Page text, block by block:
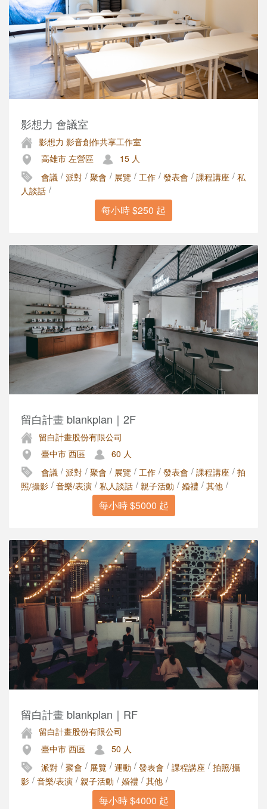
影想力 會議室
影想力 影音創作共享工作室
高雄市 左營區
15 人
會議 / 派對 / 聚會 / 展覽 / 工作 / 發表會 / 課程講座 / 私
人談話 /
每小時 $250 起
留白計畫 blankplan｜2F
留白計畫股份有限公司
臺中市 西區
60 人
會議 / 派對 / 聚會 / 展覽 / 工作 / 發表會 / 課程講座 / 拍
照/攝影 / 音樂/表演 / 私人談話 / 親子活動 / 婚禮 / 其他 /
每小時 $5000 起
留白計畫 blankplan｜RF
留白計畫股份有限公司
臺中市 西區
50 人
派對 / 聚會 / 展覽 / 運動 / 發表會 / 課程講座 / 拍照/攝
影 / 音樂/表演 / 親子活動 / 婚禮 / 其他 /
每小時 $4000 起